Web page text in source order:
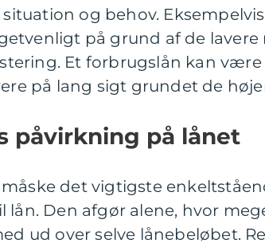
og behov.
på grund af de
Et forbrugslån kan
på lang sigt grundet de
påvirkning på lånet
måske det vigtigste
lån. Den afgør alene, hvor
ud over selve lånebeløbet.